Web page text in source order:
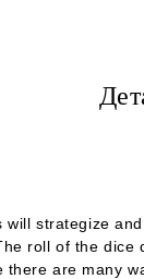
will strategize
roll of the
are many